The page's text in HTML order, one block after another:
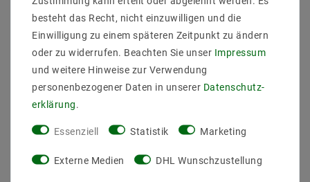
Weitere Details
Artikle Nr: A18310.46
besteht das Recht, nicht einzuwilligen und die
Einwilligung zu einem späteren Zeitpunkt zu ändern
oder zu widerrufen. Beachten Sie unser Impressum
und weitere Hinweise zur Verwendung
personenbezogener Daten in unserer Daten­schutz­
erklärung
Essenziell Statistik Marketing
Externe Medien DHL Wunschzustellung